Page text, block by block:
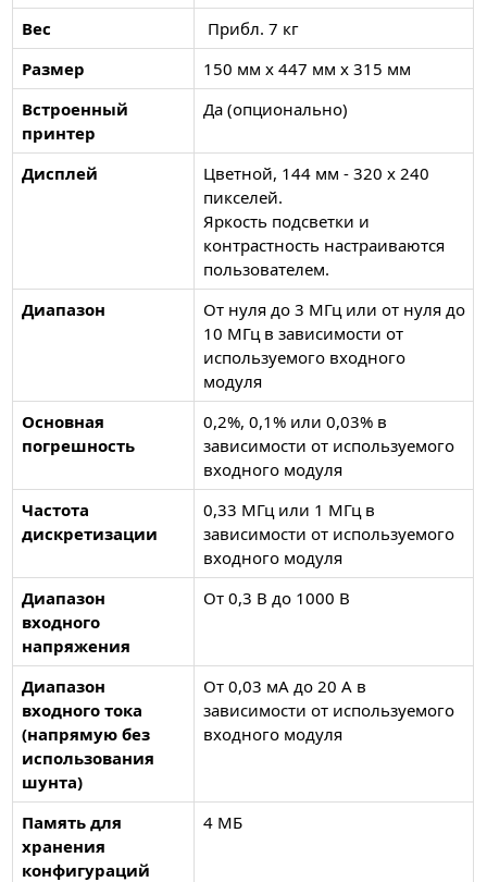
Вес
Прибл. 7 кг
Размер
150 мм x 447 мм x 315 мм
Встроенный
принтер
Да (опционально)
Дисплей
Цветной, 144 мм - 320 x 240
пикселей.
Яркость подсветки и
контрастность настраиваются
пользователем.
Диапазон
От нуля до 3 МГц или от нуля до
10 МГц в зависимости от
используемого входного
модуля
Основная
погрешность
0,2%, 0,1% или 0,03% в
зависимости от используемого
входного модуля
Частота
дискретизации
0,33 МГц или 1 МГц в
зависимости от используемого
входного модуля
Диапазон
входного
напряжения
От 0,3 В до 1000 В
Диапазон
входного тока
(напрямую без
использования
шунта)
От 0,03 мА до 20 А в
зависимости от используемого
входного модуля
Память для
хранения
конфигураций
4 МБ